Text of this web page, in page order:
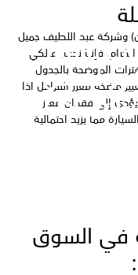
تويوتا
لفحص
اذا لزم
وشركة عبد اللطيف جميل
فإننا ندعو مالكي
الموضحة بالجدول
مضخة معزز الفرامل اذا
إلى فقدان معزز
مما يزيد احتمالية
في السوق